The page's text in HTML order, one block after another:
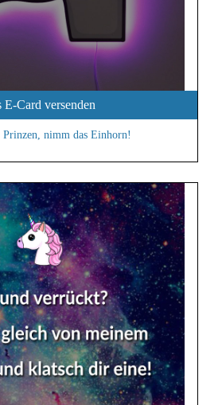
E-Card versenden
Prinzen, nimm das Einhorn!